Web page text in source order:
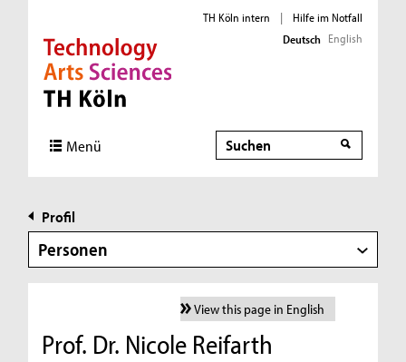
Direkt zur Hauptnavigation
Direkt zur Subnavigation
Direkt zum Inhalt
Direkt zum Fußbereich
TH Köln intern |
Hilfe im Notfall
Deutsch English
Menü Suche
Profil
Personen
View this page in English
Prof. Dr. Nicole Reifarth